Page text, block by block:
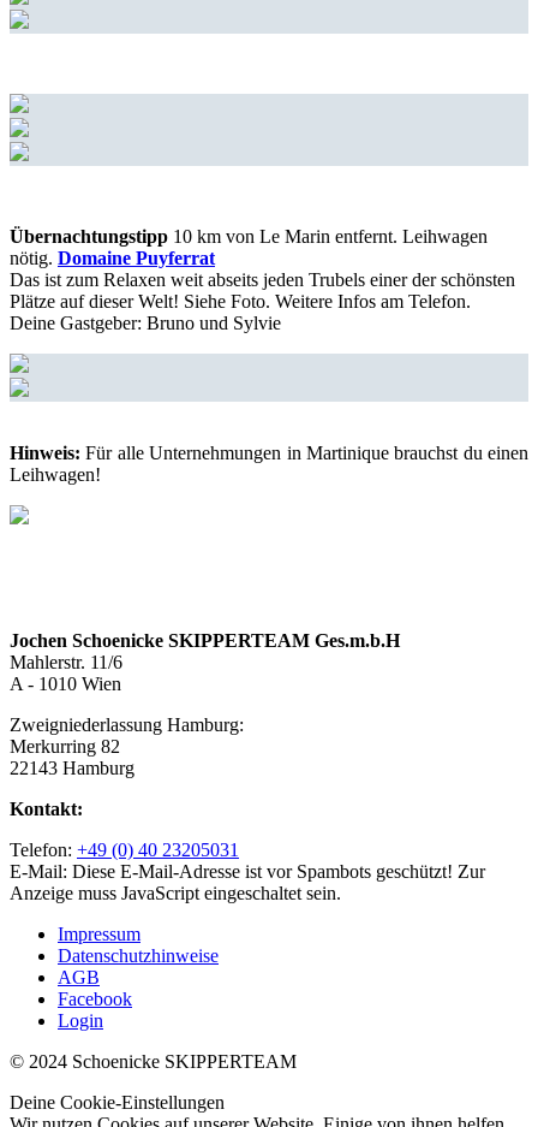
Übernachtungstipp 10 km von Le Marin entfernt. Leihwagen
nötig. Domaine Puyferrat
Das ist zum Relaxen weit abseits jeden Trubels einer der schönsten
Plätze auf dieser Welt! Siehe Foto. Weitere Infos am Telefon.
Deine Gastgeber: Bruno und Sylvie
Hinweis: Für alle Unternehmungen in Martinique brauchst du einen
Leihwagen!
Jochen Schoenicke SKIPPERTEAM Ges.m.b.H
Mahlerstr. 11/6
A - 1010 Wien
Zweigniederlassung Hamburg:
Merkurring 82
22143 Hamburg
Kontakt:
Telefon: +49 (0) 40 23205031
E-Mail: Diese E-Mail-Adresse ist vor Spambots geschützt! Zur
Anzeige muss JavaScript eingeschaltet sein.
Impressum
Datenschutzhinweise
AGB
Facebook
Login
© 2024 Schoenicke SKIPPERTEAM
Deine Cookie-Einstellungen